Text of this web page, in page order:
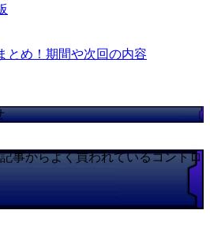
とめ！期間や次回の内容
記事からよく買われているコントロ